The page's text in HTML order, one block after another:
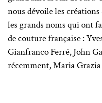
nous dévoile les
les grands noms qui ont
de couture française :
Gianfranco Ferré, John
récemment, Maria